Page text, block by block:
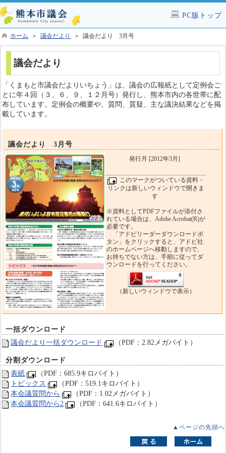
PC版トップ
ホーム ＞議会だより ＞ 議会だより 3月号
議会だより
「くまもと市議会だよりいちょう」は、議会の広報紙として定例会ご
とに年４回（３、６、９、１２月号）発行し、熊本市内の各世帯に配
布しています。定例会の概要や、質問、質疑、主な議決結果などを掲
載しています。
議会だより 3月号
発行月 [2012年3月]
このマークがついている資料・
リンクは新しいウィンドウで開きま
す
※資料としてPDFファイルが添付さ
れている場合は、Adobe Acrobat(R)が
必要です。
「アドビリーダーダウンロードボ
タン」をクリックすると、アドビ社
のホームページへ移動しますので、
お持ちでない方は、手順に従ってダ
ウンロードを行ってください。
（新しいウィンドウで表示）
一括ダウンロード
議会だより一括ダウンロード
（PDF：2.82メガバイト）
分割ダウンロード
表紙
（PDF：685.9キロバイト）
トピックス
（PDF：519.1キロバイト）
本会議質問から
（PDF：1.02メガバイト）
本会議質問から2
（PDF：641.6キロバイト）
▲ページの先頭へ